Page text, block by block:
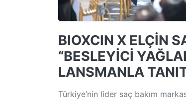
BIOXCIN X ELÇİN
“BESLEYİCİ
LANSMANLA
Türkiye’nin lider saç bakım